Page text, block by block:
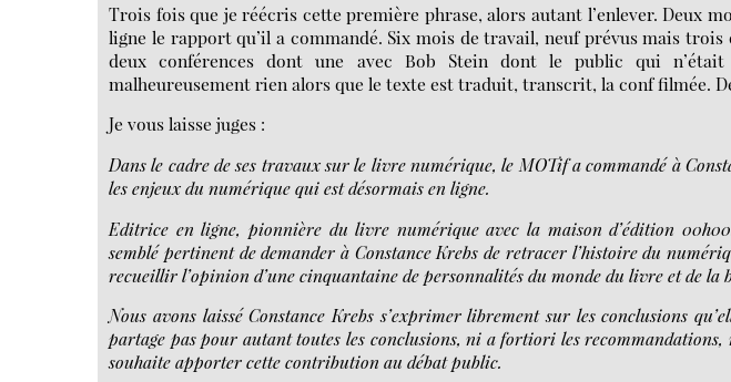
Trois fois que je réécris cette première phrase, alors autant l’enlever. Deux
ligne le rapport qu’il a commandé. Six mois de travail, neuf prévus mais
deux conférences dont une avec Bob Stein dont le public qui
malheureusement rien alors que le texte est traduit, transcrit, la conf filmée.
Je vous laisse juges :
Dans le cadre de ses travaux sur le livre numérique, le MOTif a commandé à
les enjeux du numérique qui est désormais en ligne.
Editrice en ligne, pionnière du livre numérique avec la maison d’édition
semblé pertinent de demander à Constance Krebs de retracer l’histoire du
recueillir l’opinion d’une cinquantaine de personnalités du monde du livre et de la
Nous avons laissé Constance Krebs s’exprimer librement sur les conclusions
partage pas pour autant toutes les conclusions, ni a fortiori les
souhaite apporter cette contribution au débat public.